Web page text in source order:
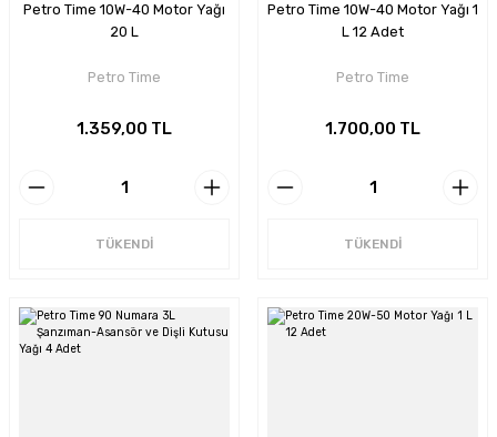
Petro Time 10W-40 Motor Yağı
20 L
Petro Time
1.359,00 TL
TÜKENDİ
Petro Time 10W-40 Motor Yağı 1
L 12 Adet
Petro Time
1.700,00 TL
TÜKENDİ